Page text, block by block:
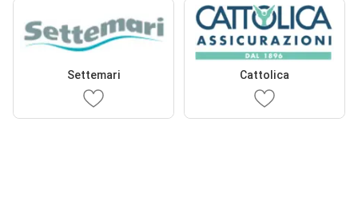
Settemari Cattolica